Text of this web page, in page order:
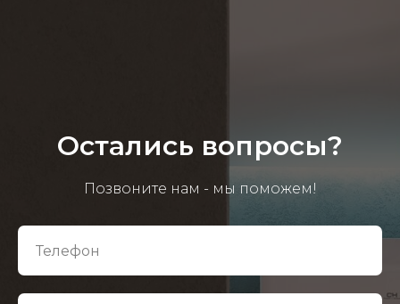
Остались вопросы?
Позвоните нам - мы поможем!